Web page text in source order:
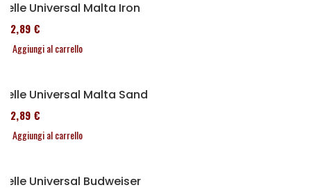
Selle Universal Malta Iron
152,89 €
Aggiungi al carrello
Selle Universal Malta Sand
152,89 €
Aggiungi al carrello
Selle Universal Budweiser